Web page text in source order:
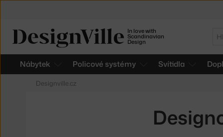
In love with
Scandinavian
Design
Nábytek Policové systémy Svítidla
Designville.cz